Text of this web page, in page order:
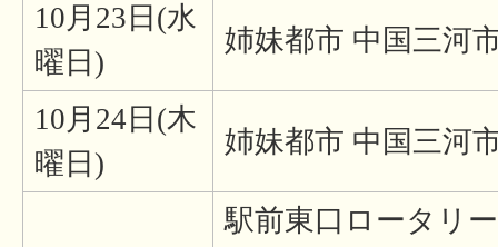
10月23日(水
曜日)
姉妹都市 中国三河
10月24日(木
曜日)
姉妹都市 中国三河
駅前東口ロータリ